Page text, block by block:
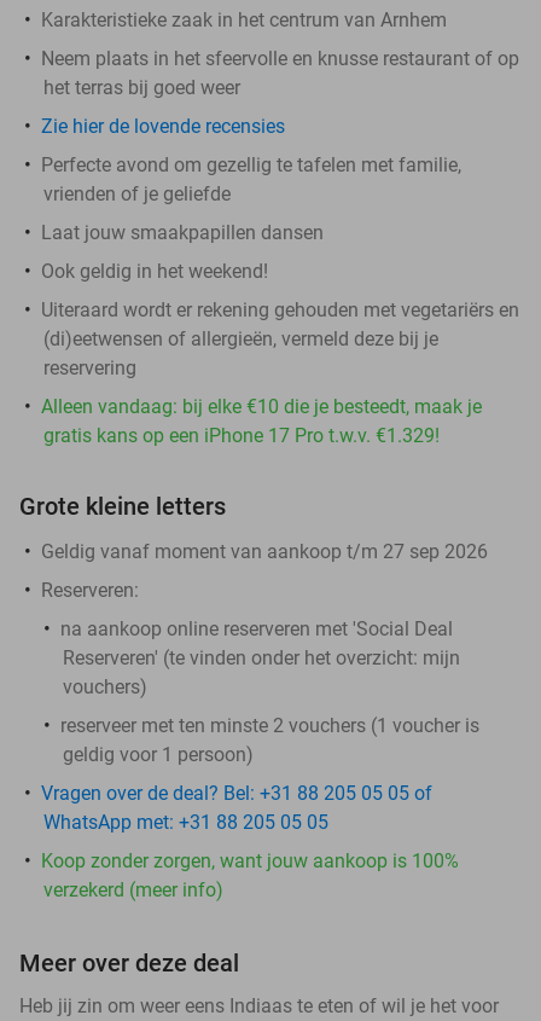
Karakteristieke zaak in het centrum van Arnhem
Neem plaats in het sfeervolle en knusse restaurant of op
het terras bij goed weer
Zie hier de lovende recensies
Perfecte avond om gezellig te tafelen met familie,
vrienden of je geliefde
Laat jouw smaakpapillen dansen
Ook geldig in het weekend!
Uiteraard wordt er rekening gehouden met vegetariërs en
(di)eetwensen of allergieën, vermeld deze bij je
reservering
Alleen vandaag: bij elke €10 die je besteedt, maak je
gratis kans op een iPhone 17 Pro t.w.v. €1.329!
Grote kleine letters
Geldig vanaf moment van aankoop t/m 27 sep 2026
Reserveren:
na aankoop online reserveren met 'Social Deal
Reserveren' (te vinden onder het overzicht: mijn
vouchers)
reserveer met ten minste 2 vouchers (1 voucher is
geldig voor 1 persoon)
Vragen over de deal? Bel: +31 88 205 05 05 of
WhatsApp met: +31 88 205 05 05
Koop zonder zorgen, want jouw aankoop is 100%
verzekerd (meer info)
Meer over deze deal
Heb jij zin om weer eens Indiaas te eten of wil je het voor